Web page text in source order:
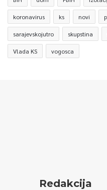
koronavirus ks novi
sarajevskojutro skupstina
Vlada KS vogosca
Redakcija